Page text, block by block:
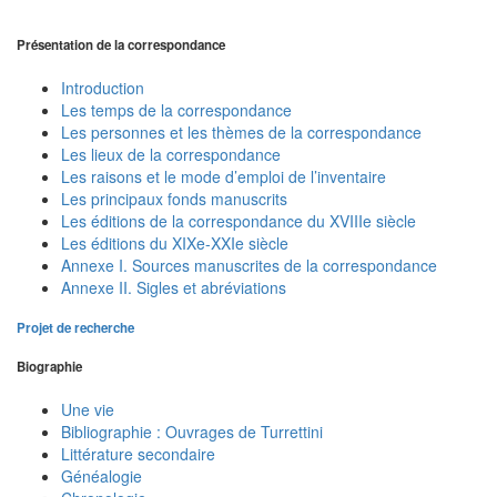
Présentation de la correspondance
Introduction
Les temps de la correspondance
Les personnes et les thèmes de la correspondance
Les lieux de la correspondance
Les raisons et le mode d’emploi de l’inventaire
Les principaux fonds manuscrits
Les éditions de la correspondance du XVIIIe siècle
Les éditions du XIXe-XXIe siècle
Annexe I. Sources manuscrites de la correspondance
Annexe II. Sigles et abréviations
Projet de recherche
Biographie
Une vie
Bibliographie : Ouvrages de Turrettini
Littérature secondaire
Généalogie